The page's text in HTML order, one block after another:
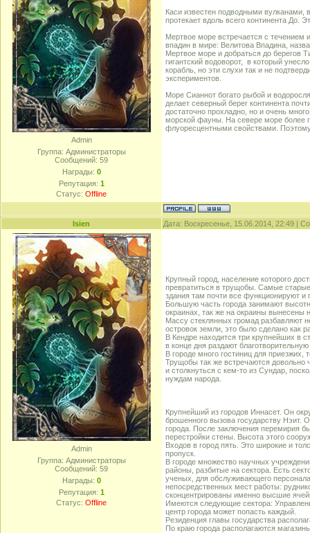
Admin
Группа: Администраторы
Сообщений: 59
Награды: 0
Репутация: 1
Статус: Offline
Каси известен подводными
протекает вдоль всего континента До.
Мертвое море встречается с течением
впадин в мире: Велитова Впадина,
Мертвое море и добраться до берегов
гигантский водоворот, в который
корабль, но эти слухи так и не
экспериментов.
Море Сианнот богато рыбой и
делает северный берег континента
достаточно прохладно, но и очень
морской фауны. На севере море более
флуоресцентными свойствами.
Isien Дата: Воскресенье, 15.06.2014, 22:49 |
Admin
Группа: Администраторы
Сообщений: 59
Награды: 0
Репутация: 1
Статус: Offline
Крупный город, население которого
превратиться в трущобы. Самые старые
здания там почти все функционируют
Большую часть города занимают
окраинах, так же на окраины вынесены
Массу стеклянных громад разбавляют
островок земли, это было сделано как
В Кендре находится три крупнейших в
в конце дня раздают
В городе много гостиниц для
Трущобы так же встречаются довольно
и столкнуться с кем-то из Сундар,
нуждам народа.
Крупнейший из городов Иннасет. Он
брошенного вызова государству Нэит.
города. После заключения перемирия
перестройки стены. Высота этого
Входов в город пять. Это широкие и
пропуск.
В городе множество научных
районы, разбитые на сектора. Есть
ученых, для обслуживающего
непосредственных мест работы:
сконцентрированы именно высшие
Имеются следующие сектора:
центр города может попасть каждый.
Резиденция главы государства
По краю города располагаются